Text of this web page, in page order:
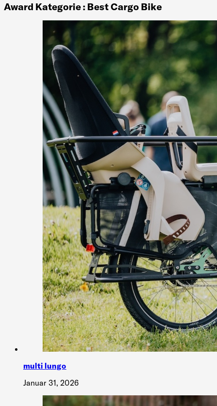
Award Kategorie : Best Cargo Bike
multi lungo
Januar 31, 2026